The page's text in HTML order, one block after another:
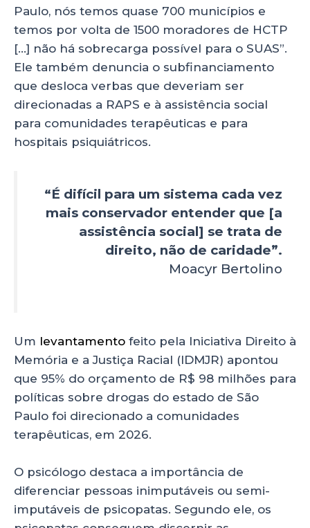
Paulo, nós temos quase 700 municípios e
temos por volta de 1500 moradores de HCTP
[…] não há sobrecarga possível para o SUAS”.
Ele também denuncia o subfinanciamento
que desloca verbas que deveriam ser
direcionadas a RAPS e à assistência social
para comunidades terapêuticas e para
hospitais psiquiátricos.
“É difícil para um sistema cada vez
mais conservador entender que [a
assistência social] se trata de
direito, não de caridade”.
Moacyr Bertolino
Um levantamento feito pela Iniciativa Direito à
Memória e a Justiça Racial (IDMJR) apontou
que 95% do orçamento de R$ 98 milhões para
políticas sobre drogas do estado de São
Paulo foi direcionado a comunidades
terapêuticas, em 2026.
O psicólogo destaca a importância de
diferenciar pessoas inimputáveis ou semi-
imputáveis de psicopatas. Segundo ele, os